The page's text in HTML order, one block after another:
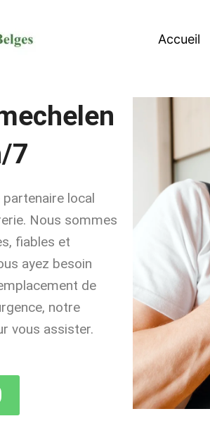
Accueil
7
partenaire local
Nous sommes
fiables et
ayez besoin
de
notre
vous assister.